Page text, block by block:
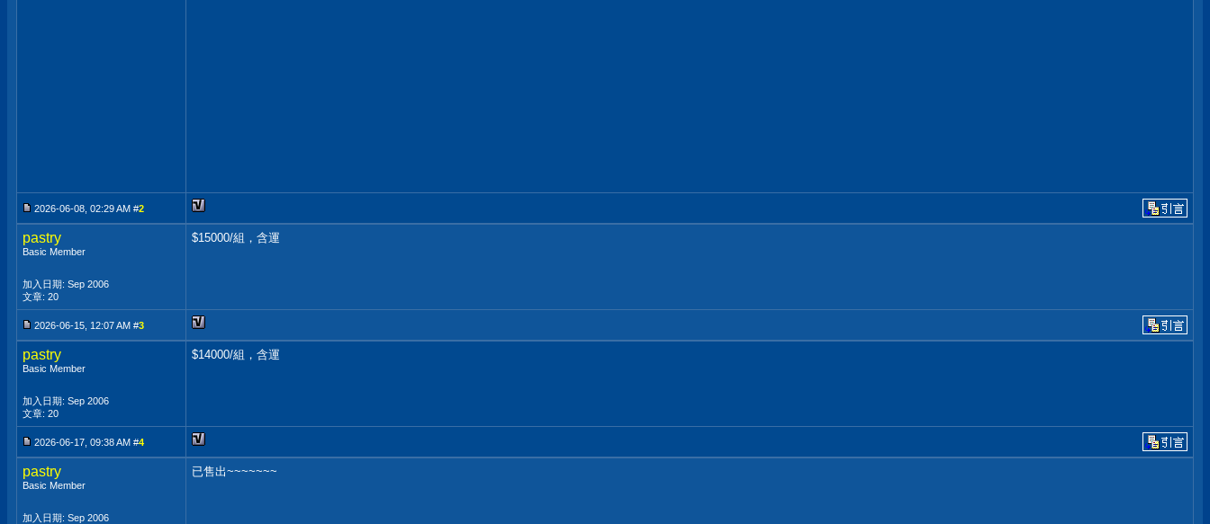
2026-06-08, 02:29 AM #2
pastry
Basic Member
加入日期: Sep 2006
文章: 20
$15000/組，含運
2026-06-15, 12:07 AM #3
pastry
Basic Member
加入日期: Sep 2006
文章: 20
$14000/組，含運
2026-06-17, 09:38 AM #4
pastry
Basic Member
加入日期: Sep 2006
已售出~~~~~~~